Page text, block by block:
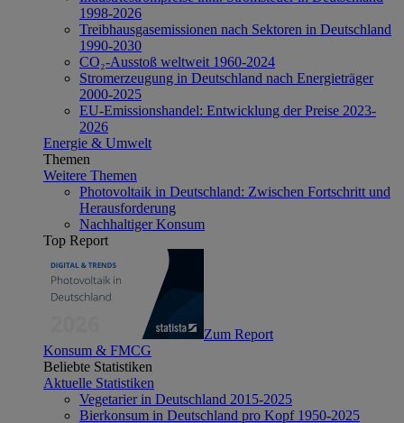
1998-2026
Treibhausgasemissionen nach Sektoren in Deutschland
1990-2030
CO₂-Ausstoß weltweit 1960-2024
Stromerzeugung in Deutschland nach Energieträger
2000-2025
EU-Emissionshandel: Entwicklung der Preise 2023-
2026
Energie & Umwelt
Themen
Weitere Themen
Photovoltaik in Deutschland: Zwischen Fortschritt und
Herausforderung
Nachhaltiger Konsum
Top Report
Zum Report
Konsum & FMCG
Beliebte Statistiken
Aktuelle Statistiken
Vegetarier in Deutschland 2015-2025
Bierkonsum in Deutschland pro Kopf 1950-2025